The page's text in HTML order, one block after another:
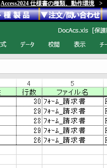
Access2024 仕様書の種類、動作環境 >